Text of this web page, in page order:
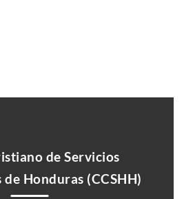
de Servicios
Honduras (CCSHH)